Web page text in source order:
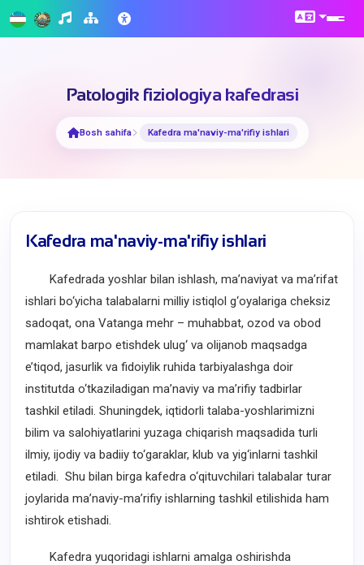
Patologik fiziologiya kafedrasi
Bosh sahifa Kafedra ma'naviy-ma'rifiy ishlari
Kafedra ma'naviy-ma'rifiy ishlari
Kafedrada yoshlar bilan ishlash, ma’naviyat va ma’rifat
ishlari bo‘yicha talabalarni milliy istiqlol g‘oyalariga cheksiz
sadoqat, ona Vatanga mehr – muhabbat, ozod va obod
mamlakat barpo etishdek ulug‘ va olijanob maqsadga
e’tiqod, jasurlik va fidoiylik ruhida tarbiyalashga doir
institutda o‘tkaziladigan ma’naviy va ma’rifiy tadbirlar
tashkil etiladi. Shuningdek, iqtidorli talaba-yoshlarimizni
bilim va salohiyatlarini yuzaga chiqarish maqsadida turli
ilmiy, ijodiy va badiiy to‘garaklar, klub va yig‘inlarni tashkil
etiladi. Shu bilan birga kafedra o‘qituvchilari talabalar turar
joylarida ma’naviy-ma’rifiy ishlarning tashkil etilishida ham
ishtirok etishadi.
Kafedra yuqoridagi ishlarni amalga oshirishda